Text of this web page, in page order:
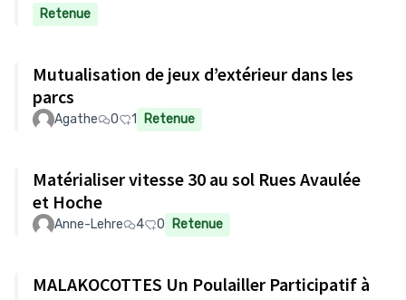
Retenue
Mutualisation de jeux d’extérieur dans les
parcs
Agathe 0 1 Retenue
Matérialiser vitesse 30 au sol Rues Avaulée
et Hoche
Anne-Lehre 4 0 Retenue
MALAKOCOTTES Un Poulailler Participatif à